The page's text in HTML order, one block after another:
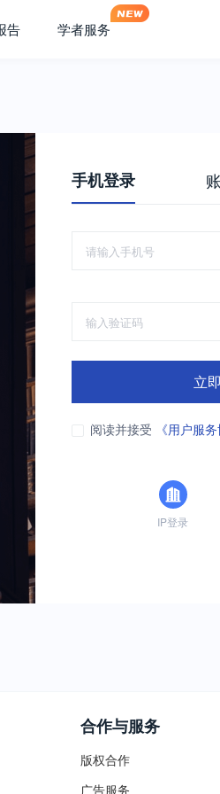
告 学者服务
手机登录
立
阅读并接受 《用户服务
IP登录
合作与服务
版权合作
广告服务